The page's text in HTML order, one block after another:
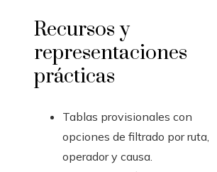
Recursos y
representaciones
prácticas
Tablas provisionales con
opciones de filtrado por ruta,
operador y causa.